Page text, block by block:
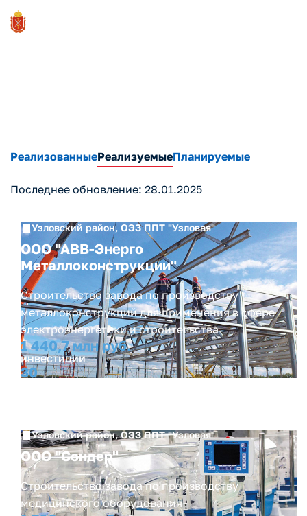
РеализованныеРеализуемыеПланируемые
Последнее обновление: 28.01.2025
Узловский район, ОЭЗ ППТ "Узловая"
ООО "АВВ-Энерго
Металлоконструкции"
Строительство завода по производству
металлоконструкций для применения в сфере
электроэнергетики и строительства
1 440,7 млн руб.
инвестиции
30
Узловский район, ОЭЗ ППТ "Узловая"
ООО "Сондер"
Строительство завода по производству
медицинского оборудования